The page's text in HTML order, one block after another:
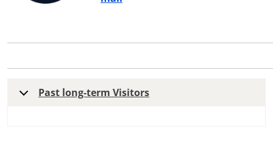
Past long-term Visitors